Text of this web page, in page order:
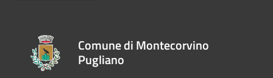
Comune di Montecorvino
Pugliano